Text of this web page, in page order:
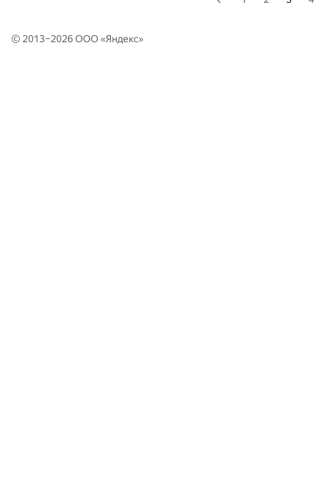
© 2013–2026 ООО «Яндекс»